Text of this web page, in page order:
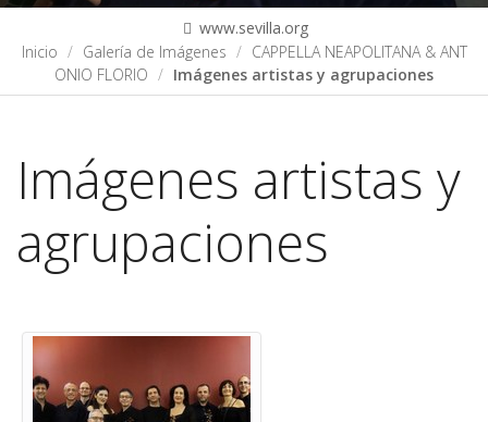
www.sevilla.org
Inicio
Galería de Imágenes
CAPPELLA NEAPOLITANA & ANT
ONIO FLORIO
Imágenes artistas y agrupaciones
Imágenes artistas y
agrupaciones